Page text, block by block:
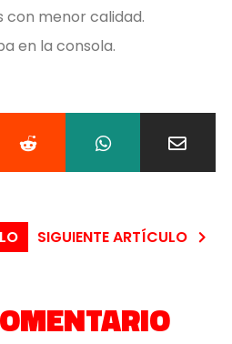
con menor calidad.
en la consola.
SIGUIENTE ARTÍCULO